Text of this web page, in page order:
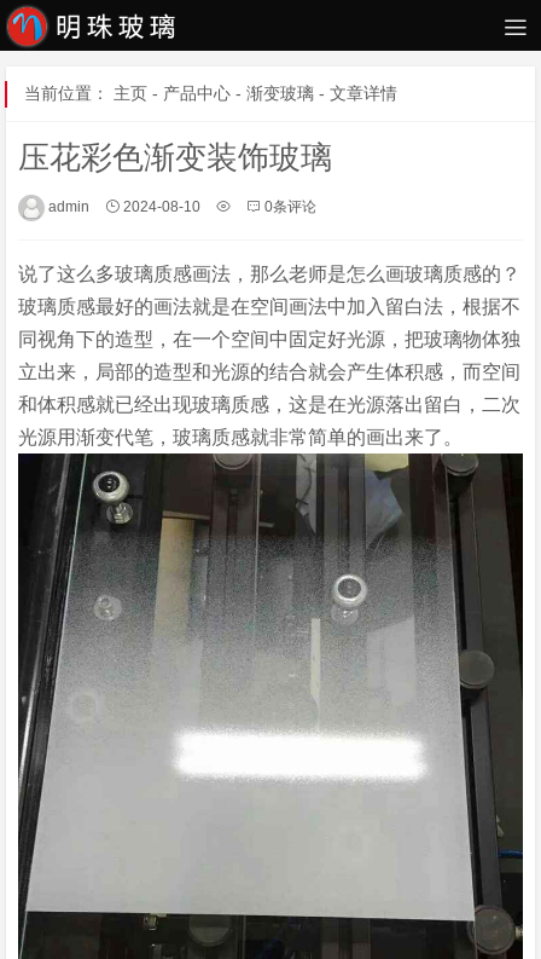
当前位置： 主页 - 产品中心 - 渐变玻璃 - 文章详情
压花彩色渐变装饰玻璃
admin 2024-08-10 0条评论
说了这么多玻璃质感画法，那么老师是怎么画玻璃质感的？
玻璃质感最好的画法就是在空间画法中加入留白法，根据不
同视角下的造型，在一个空间中固定好光源，把玻璃物体独
立出来，局部的造型和光源的结合就会产生体积感，而空间
和体积感就已经出现玻璃质感，这是在光源落出留白，二次
光源用渐变代笔，玻璃质感就非常简单的画出来了。